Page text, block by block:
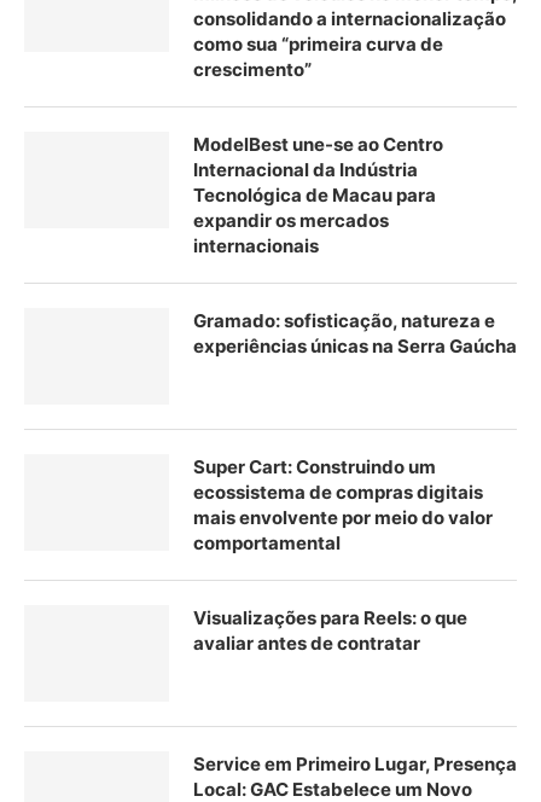
consolidando a internacionalização
como sua “primeira curva de
crescimento”
ModelBest une-se ao Centro
Internacional da Indústria
Tecnológica de Macau para
expandir os mercados
internacionais
Gramado: sofisticação, natureza e
experiências únicas na Serra Gaúcha
Super Cart: Construindo um
ecossistema de compras digitais
mais envolvente por meio do valor
comportamental
Visualizações para Reels: o que
avaliar antes de contratar
Service em Primeiro Lugar, Presença
Local: GAC Estabelece um Novo